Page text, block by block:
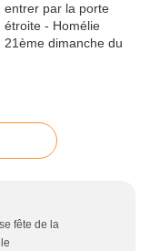
fête de la